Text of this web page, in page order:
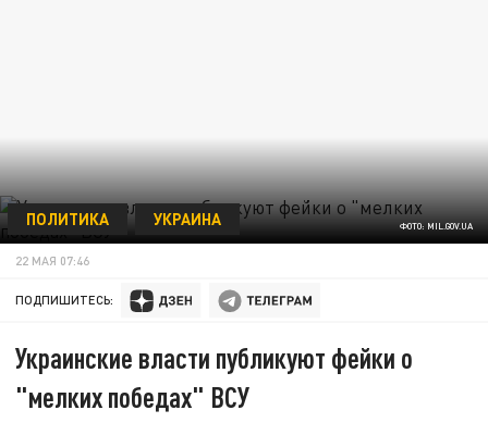
ФОТО: MIL.GOV.UA
ПОЛИТИКА УКРАИНА
22 МАЯ 07:46
ПОДПИШИТЕСЬ:
Украинские власти публикуют фейки о
"мелких победах" ВСУ